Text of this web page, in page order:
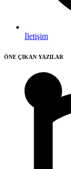
İletişim
ÖNE ÇIKAN YAZILAR